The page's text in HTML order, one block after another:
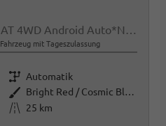
GL+ Comfort 1.4 MHEV AT 4WD Android Auto*Navi*SHZ*ACC*Kamera*Klimauto*LED*PrivacyGlas
Fahrzeug mit Tageszulassung
Getriebe Automatik
Außenfarbe
Bright Red / Cosmic Black Pearl Metallic
Kilometerstand
25 km